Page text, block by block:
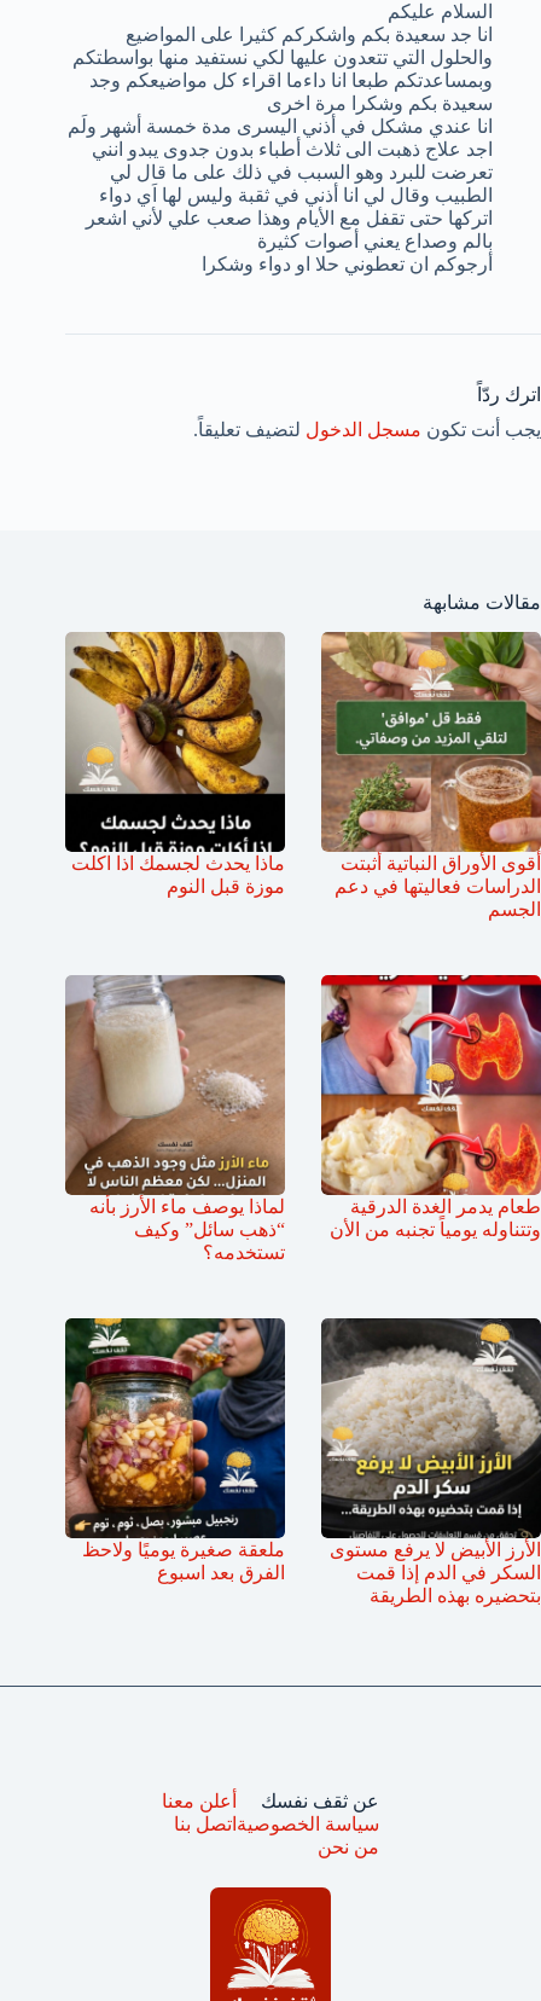
السلام عليكم
انا جد سعيدة بكم واشكركم كثيرا على المواضيع
والحلول التي تتعدون عليها لكي نستفيد منها بواسطتكم
وبمساعدتكم طبعا انا داءما اقراء كل مواضيعكم وجد
سعيدة بكم وشكرا مرة اخرى
انا عندي مشكل في أذني اليسرى مدة خمسة أشهر ولَم
اجد علاج ذهبت الى ثلاث أطباء بدون جدوى يبدو انني
تعرضت للبرد وهو السبب في ذلك على ما قال لي
الطبيب وقال لي انا أذني في ثقبة وليس لها اَي دواء
اتركها حتى تقفل مع الأيام وهذا صعب علي لأني اشعر
بالم وصداع يعني أصوات كثيرة
أرجوكم ان تعطوني حلا او دواء وشكرا
اترك ردّاً
يجب أنت تكون مسجل الدخول لتضيف تعليقاً.
مقالات مشابهة
أقوى الأوراق النباتية أثبتت
الدراسات فعاليتها في دعم
الجسم
ماذا يحدث لجسمك اذا اكلت
موزة قبل النوم
طعام يدمر الغدة الدرقية
وتتناوله يومياً تجنبه من الأن
لماذا يوصف ماء الأرز بأنه
“ذهب سائل” وكيف
تستخدمه؟
الأرز الأبيض لا يرفع مستوى
السكر في الدم إذا قمت
بتحضيره بهذه الطريقة
ملعقة صغيرة يوميًا ولاحظ
الفرق بعد اسبوع
عن ثقف نفسك
سياسة الخصوصية
من نحن
أعلن معنا
اتصل بنا